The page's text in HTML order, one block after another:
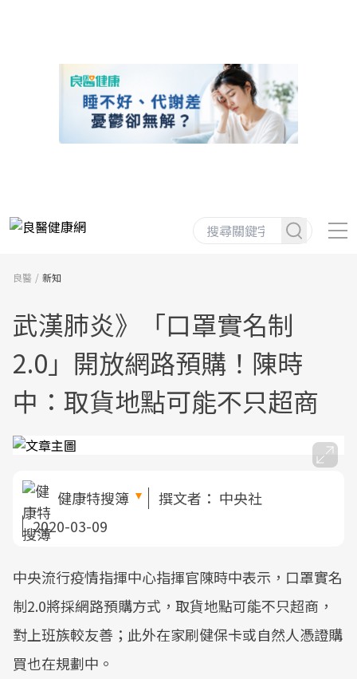
良醫 新知
武漢肺炎》「口罩實名制
2.0」開放網路預購！陳時
中：取貨地點可能不只超商
健康特搜簿 撰文者： 中央社
2020-03-09
中央流行疫情指揮中心指揮官陳時中表示，口罩實名
制2.0將採網路預購方式，取貨地點可能不只超商，
對上班族較友善；此外在家刷健保卡或自然人憑證購
買也在規劃中。